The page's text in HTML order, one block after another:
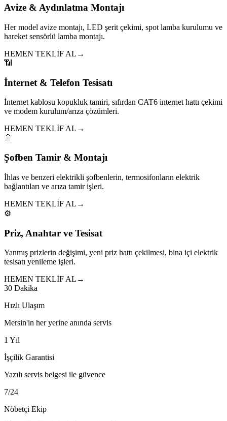
Avize & Aydınlatma Montajı
Her model avize montajı, LED şerit çekimi, spot lamba kurulumu ve
hareket sensörlü lamba montajı.
HEMEN TEKLİF AL →
📶
İnternet & Telefon Tesisatı
İnternet kablosu kopukluk tamiri, sıfırdan CAT6 internet hattı çekimi
ve modem kurulum/arıza çözümleri.
HEMEN TEKLİF AL →
🚿
Şofben Tamir & Montajı
İhlas ve benzeri elektrikli şofbenlerin, termosifonların elektrik
bağlantıları ve arıza tamir işleri.
HEMEN TEKLİF AL →
⚙️
Priz, Anahtar ve Tesisat
Yanmış prizlerin değişimi, yeni priz hattı çekilmesi, bina içi elektrik
tesisatı yenileme işleri.
HEMEN TEKLİF AL →
30 Dakika
Hızlı Ulaşım
Mersin'in her yerine anında servis
1 Yıl
İşçilik Garantisi
Yazılı servis belgesi ile güvence
7/24
Nöbetçi Ekip